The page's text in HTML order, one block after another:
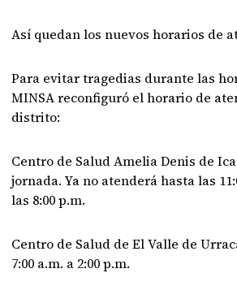
Así quedan los nuevos horarios de
Para evitar tragedias durante las
MINSA reconfiguró el horario de
distrito:
Centro de Salud Amelia Denis de
jornada. Ya no atenderá hasta las
las 8:00 p.m.
Centro de Salud de El Valle de
7:00 a.m. a 2:00 p.m.